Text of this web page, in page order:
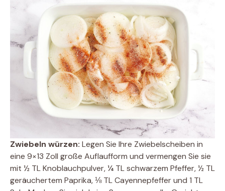
Zwiebeln würzen: Legen Sie Ihre Zwiebelscheiben in
eine 9×13 Zoll große Auflaufform und vermengen Sie sie
mit ½ TL Knoblauchpulver, ¼ TL schwarzem Pfeffer, ½ TL
geräuchertem Paprika, ⅛ TL Cayennepfeffer und 1 TL